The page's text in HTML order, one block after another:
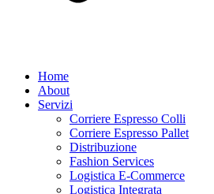
Home
About
Servizi
Corriere Espresso Colli
Corriere Espresso Pallet
Distribuzione
Fashion Services
Logistica E-Commerce
Logistica Integrata